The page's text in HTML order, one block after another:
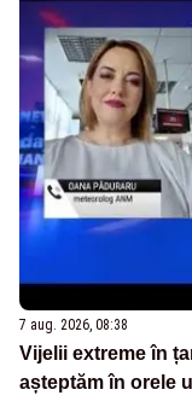
7 aug. 2026, 08:38
Vijelii extreme în
așteptăm în orele